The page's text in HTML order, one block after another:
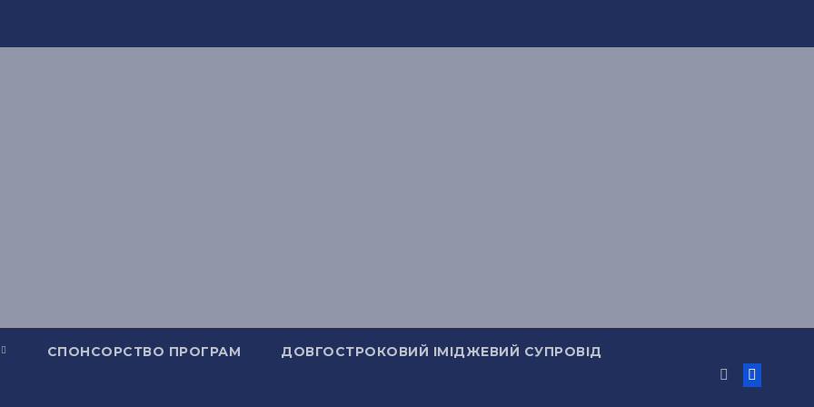
СПОНСОРСТВО ПРОГРАМ ДОВГОСТРОКОВИЙ ІМІДЖЕВИЙ СУПРОВІД